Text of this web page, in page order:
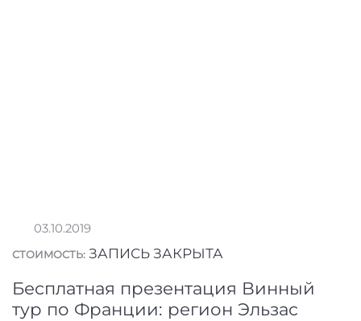
03.10.2019
СТОИМОСТЬ: ЗАПИСЬ ЗАКРЫТА
Бесплатная презентация Винный
тур по Франции: регион Эльзас